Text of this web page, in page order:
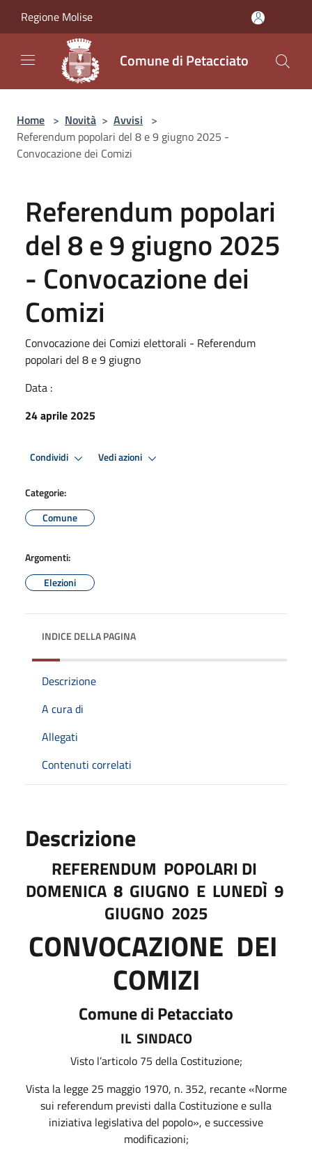
Regione Molise
Comune di Petacciato
Home > Novità > Avvisi >
Referendum popolari del 8 e 9 giugno 2025 -
Convocazione dei Comizi
Referendum popolari
del 8 e 9 giugno 2025
- Convocazione dei
Comizi
Convocazione dei Comizi elettorali - Referendum
popolari del 8 e 9 giugno
Data :
24 aprile 2025
Condividi Vedi azioni
Categorie:
Comune
Argomenti:
Elezioni
INDICE DELLA PAGINA
Descrizione
A cura di
Allegati
Contenuti correlati
Descrizione
REFERENDUM POPOLARI DI
DOMENICA 8 GIUGNO E LUNEDÌ 9
GIUGNO 2025
CONVOCAZIONE DEI
COMIZI
Comune diPetacciato
IL SINDACO
Visto l’articolo 75 della Costituzione;
Vista la legge 25 maggio 1970, n. 352, recante «Norme
sui referendum previsti dalla Costituzione e sulla
iniziativa legislativa del popolo», e successive
modificazioni;